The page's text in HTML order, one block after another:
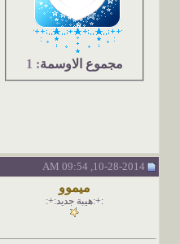
مجموع الاوسمة: 1
ميموو
:+:هيبة جديد:+: